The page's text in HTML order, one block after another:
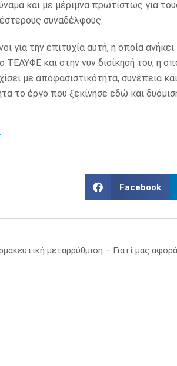
και με μέριμνα πρωτίστως για
συναδέλφους.
για την επιτυχία αυτή, η οποία ανήκει
και στην νυν διοίκησή του, η
με αποφασιστικότητα, συνέπεια και
το έργο που ξεκίνησε εδώ και
Facebook